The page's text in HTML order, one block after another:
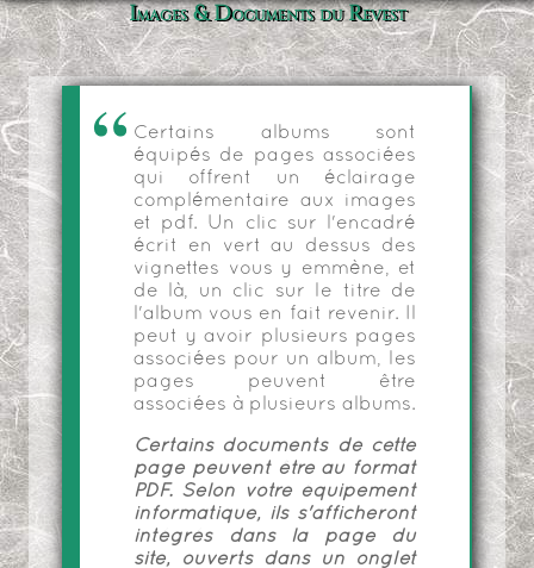
Images & Documents du Revest
Certains albums sont
équipés de pages associées
qui offrent un éclairage
complémentaire aux images
et pdf. Un clic sur l'encadré
écrit en vert au dessus des
vignettes vous y emmène, et
de là, un clic sur le titre de
l'album vous en fait revenir. Il
peut y avoir plusieurs pages
associées pour un album, les
pages peuvent être
associées à plusieurs albums.
Certains documents de cette
page peuvent être au format
PDF. Selon votre équipement
informatique, ils s'afficheront
intégrés dans la page du
site, ouverts dans un onglet